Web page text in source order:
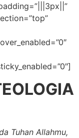
Tuhan Allahmu,